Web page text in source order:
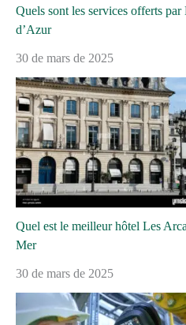
Quels sont les services offerts
d’Azur
30 de mars de 2025
Quel est le meilleur hôtel Les
Mer
30 de mars de 2025